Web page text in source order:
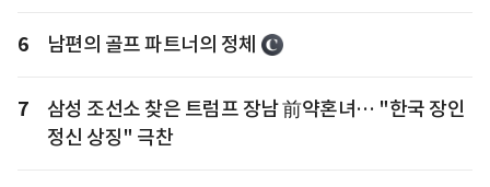
6 남편의 골프 파트너의 정체
7
삼성 조선소 찾은 트럼프 장남 前약혼녀… "한국 장인
정신 상징" 극찬